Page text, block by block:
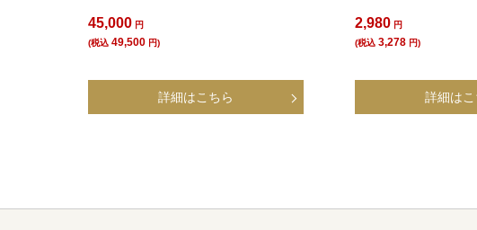
45,000 円
(税込49,500 円)
2,980 円
(税込3,278 円)